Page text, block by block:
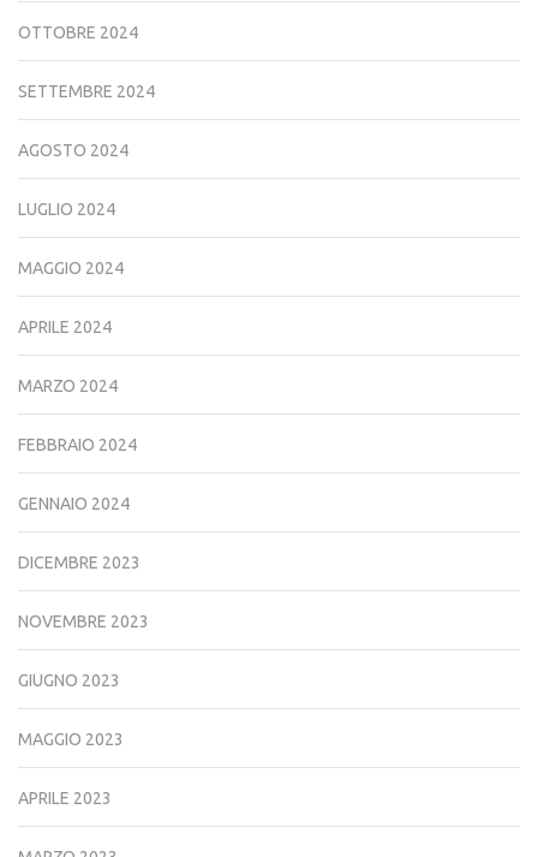
OTTOBRE 2024
SETTEMBRE 2024
AGOSTO 2024
LUGLIO 2024
MAGGIO 2024
APRILE 2024
MARZO 2024
FEBBRAIO 2024
GENNAIO 2024
DICEMBRE 2023
NOVEMBRE 2023
GIUGNO 2023
MAGGIO 2023
APRILE 2023